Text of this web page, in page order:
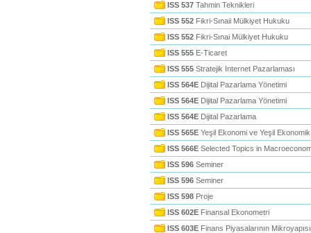
ISS 537 Tahmin Teknikleri
ISS 552 Fikri-Sınaii Mülkiyet Hukuku
ISS 552 Fikri-Sınai Mülkiyet Hukuku
ISS 555 E-Ticaret
ISS 555 Stratejik Internet Pazarlaması
ISS 564E Dijital Pazarlama Yönetimi
ISS 564E Dijital Pazarlama Yönetimi
ISS 564E Dijital Pazarlama
ISS 565E Yeşil Ekonomi ve Yeşil
ISS 566E Selected Topics in
ISS 596 Seminer
ISS 596 Seminer
ISS 598 Proje
ISS 602E Finansal Ekonometri
ISS 603E Finans Piyasalarının Mikroyapısı